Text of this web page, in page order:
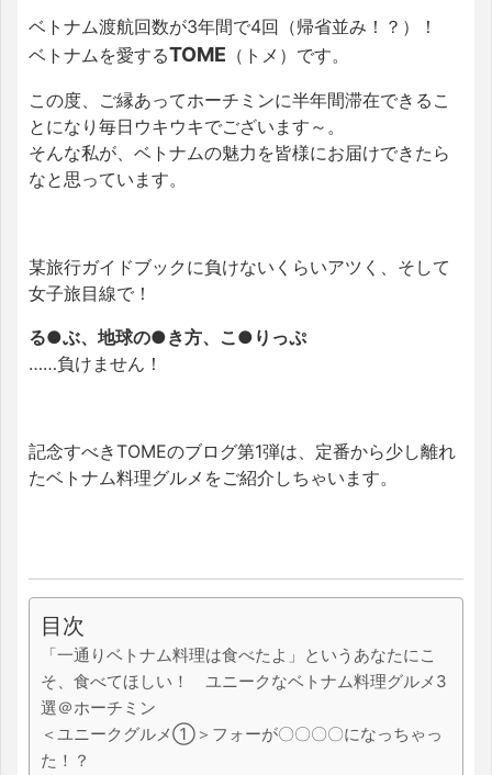
ベトナム渡航回数が3年間で4回（帰省並み！？）！
ベトナムを愛するTOME （トメ）です。
この度、ご縁あってホーチミンに半年間滞在できるこ
とになり毎日ウキウキでございます～。
そんな私が、ベトナムの魅力を皆様にお届けできたら
なと思っています。
某旅行ガイドブックに負けないくらいアツく、そして
女子旅目線で！
る●ぶ、地球の●き方、こ●りっぷ
……負けません！
記念すべきTOMEのブログ第1弾は、定番から少し離れ
たベトナム料理グルメをご紹介しちゃいます。
目次
「一通りベトナム料理は食べたよ」というあなたにこ
そ、食べてほしい！ ユニークなベトナム料理グルメ3
選＠ホーチミン
＜ユニークグルメ①＞フォーが〇〇〇〇になっちゃっ
た！？